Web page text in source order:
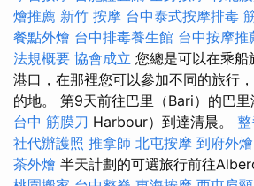
燴推薦 新竹 按摩 台中泰式按摩排毒
餐點外燴 台中排毒養生館 台中按摩推
法規概要 協會成立 您總是可以在乘船
港口，在那裡您可以參加不同的旅行
的地。 第9天前往巴里（Bari）的巴里
台中 筋膜刀 Harbour）到達清晨。
社代辦護照 推拿師 北屯按摩 到府外燴
茶外燴 半天計劃的可選旅行前往